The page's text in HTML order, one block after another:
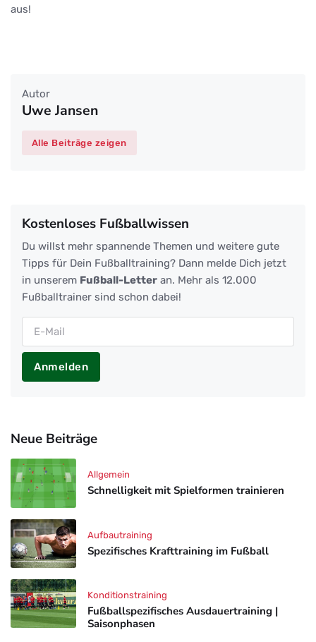
aus!
Autor
Uwe Jansen
Alle Beiträge zeigen
Kostenloses Fußballwissen
Du willst mehr spannende Themen und weitere gute
Tipps für Dein Fußballtraining? Dann melde Dich jetzt
in unserem Fußball-Letter an. Mehr als 12.000
Fußballtrainer sind schon dabei!
Anmelden
Neue Beiträge
Schnelligkeit mit Spielformen trainieren
Allgemein
Spezifisches Krafttraining im Fußball
Aufbautraining
Fußballspezifisches Ausdauertraining |
Saisonphasen
Konditionstraining